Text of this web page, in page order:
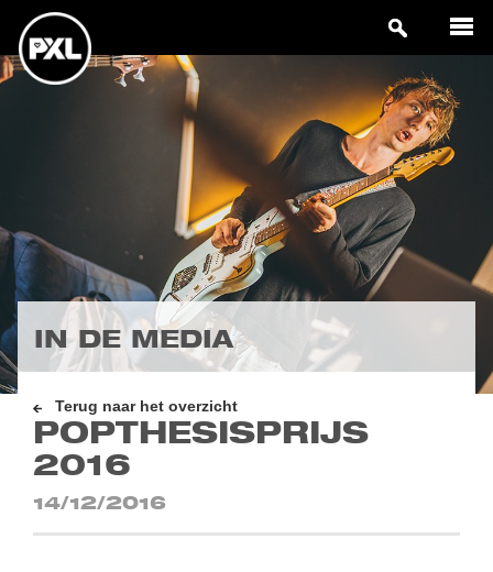
IN DE MEDIA
Terug naar het overzicht
POPTHESISPRIJS
2016
14/12/2016